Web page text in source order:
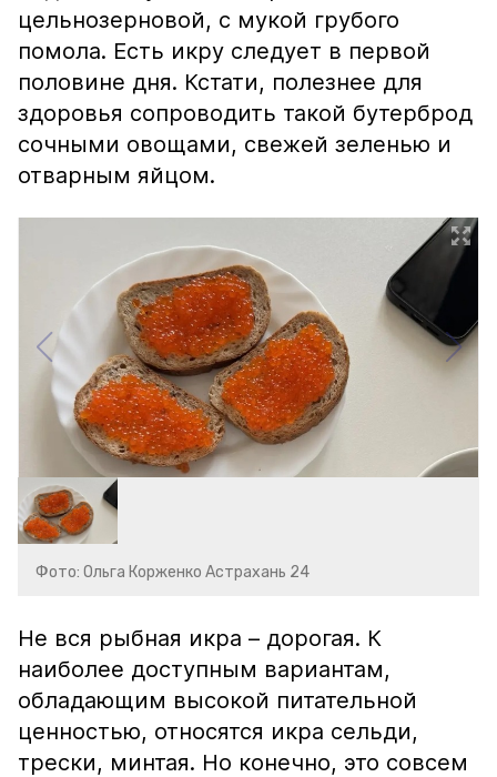
цельнозерновой, с мукой грубого
помола. Есть икру следует в первой
половине дня. Кстати, полезнее для
здоровья сопроводить такой бутерброд
сочными овощами, свежей зеленью и
отварным яйцом.
Фото: Ольга Корженко Астрахань 24
Не вся рыбная икра – дорогая. К
наиболее доступным вариантам,
обладающим высокой питательной
ценностью, относятся икра сельди,
трески, минтая. Но конечно, это совсем